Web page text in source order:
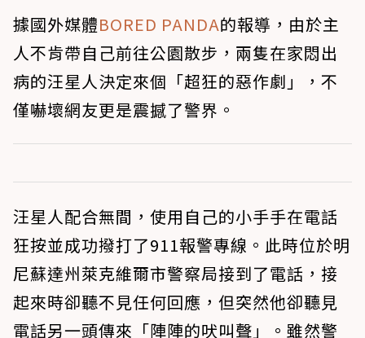
據國外媒體BORED PANDA的報導，由於主
人不肯帶自己前往公園散步，兩隻在家悶出
病的汪星人決定來個「超狂的惡作劇」，不
僅嚇壞網友更是震撼了警界。
汪星人配合無間，使用自己的小手手在電話
狂按並成功撥打了911報警專線。此時位於明
尼蘇達州萊克維爾市警察局接到了電話，接
起來時卻聽不見任何回應，但突然他卻聽見
電話另一頭傳來「陣陣的吠叫聲」。雖然警